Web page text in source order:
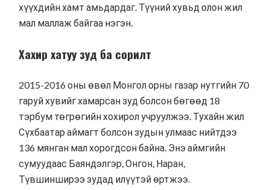
хүүхдийн хамт амьдардаг. Түүний хувьд олон жил
мал маллаж байгаа нэгэн.
Хахир хатуу зуд ба сорилт
2015-2016 оны өвөл Монгол орны газар нутгийн 70
гаруй хувийг хамарсан зуд болсон бөгөөд 18
тэрбум төгрөгийн хохирол учруулжээ. Тухайн жил
Сүхбаатар аймагт болсон зудын улмаас нийтдээ
136 мянган мал хорогдсон байна. Энэ аймгийн
сумуудаас Баяндэлгэр, Онгон, Наран,
Түвшинширээ зудад илүүтэй өртжээ.